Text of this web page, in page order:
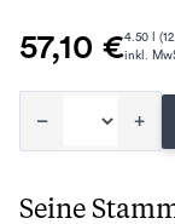
57,10 €4.50 l
inkl.
– +
Seine